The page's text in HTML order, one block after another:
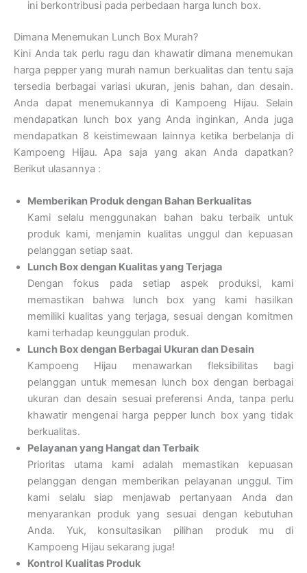
ini berkontribusi pada perbedaan harga lunch box.
Dimana Menemukan Lunch Box Murah?
Kini Anda tak perlu ragu dan khawatir dimana menemukan
harga pepper yang murah namun berkualitas dan tentu saja
tersedia berbagai variasi ukuran, jenis bahan, dan desain.
Anda dapat menemukannya di Kampoeng Hijau. Selain
mendapatkan lunch box yang Anda inginkan, Anda juga
mendapatkan 8 keistimewaan lainnya ketika berbelanja di
Kampoeng Hijau. Apa saja yang akan Anda dapatkan?
Berikut ulasannya :
Memberikan Produk dengan Bahan Berkualitas
Kami selalu menggunakan bahan baku terbaik untuk
produk kami, menjamin kualitas unggul dan kepuasan
pelanggan setiap saat.
Lunch Box dengan Kualitas yang Terjaga
Dengan fokus pada setiap aspek produksi, kami
memastikan bahwa lunch box yang kami hasilkan
memiliki kualitas yang terjaga, sesuai dengan komitmen
kami terhadap keunggulan produk.
Lunch Box dengan Berbagai Ukuran dan Desain
Kampoeng Hijau menawarkan fleksibilitas bagi
pelanggan untuk memesan lunch box dengan berbagai
ukuran dan desain sesuai preferensi Anda, tanpa perlu
khawatir mengenai harga pepper lunch box yang tidak
berkualitas.
Pelayanan yang Hangat dan Terbaik
Prioritas utama kami adalah memastikan kepuasan
pelanggan dengan memberikan pelayanan unggul. Tim
kami selalu siap menjawab pertanyaan Anda dan
menyarankan produk yang sesuai dengan kebutuhan
Anda. Yuk, konsultasikan pilihan produk mu di
Kampoeng Hijau sekarang juga!
Kontrol Kualitas Produk